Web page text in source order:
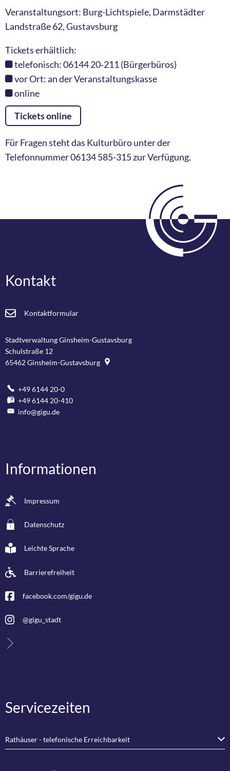
Veranstaltungsort: Burg-Lichtspiele, Darmstädter
Landstraße 62, Gustavsburg
Tickets erhältlich:
telefonisch: 06144 20‑211 (Bürgerbüros)
vor Ort: an der Veranstaltungskasse
online
Tickets online
Für Fragen steht das Kulturbüro unter der
Telefonnummer 06134 585-315 zur Verfügung.
Kontakt
Kontaktformular
Stadtverwaltung Ginsheim-Gustavsburg
Schulstraße 12
65462Ginsheim-Gustavsburg
+49 6144 20-0
+49 6144 20-410
info@gigu.de
Informationen
Impressum
Datenschutz
Leichte Sprache
Barrierefreiheit
facebook.com/gigu.de
@gigu_stadt
Servicezeiten
Rathäuser - telefonische Erreichbarkeit